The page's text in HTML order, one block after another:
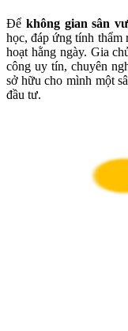
Để không gian sân
học, đáp ứng tính thẩm
hoạt hằng ngày. Gia
công uy tín, chuyên
sở hữu cho mình một
đầu tư.